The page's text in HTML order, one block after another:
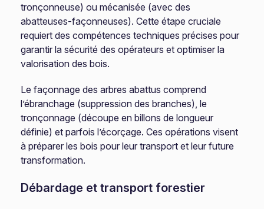
tronçonneuse) ou mécanisée (avec des
abatteuses-façonneuses). Cette étape cruciale
requiert des compétences techniques précises pour
garantir la sécurité des opérateurs et optimiser la
valorisation des bois.
Le façonnage des arbres abattus comprend
l’ébranchage (suppression des branches), le
tronçonnage (découpe en billons de longueur
définie) et parfois l’écorçage. Ces opérations visent
à préparer les bois pour leur transport et leur future
transformation.
Débardage et transport forestier